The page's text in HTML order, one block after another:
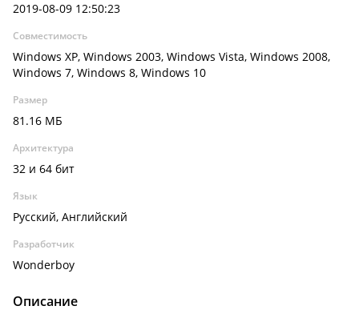
2019-08-09 12:50:23
Совместимость
Windows XP, Windows 2003, Windows Vista, Windows 2008,
Windows 7, Windows 8, Windows 10
Размер
81.16 МБ
Архитектура
32 и 64 бит
Язык
Русский, Английский
Разработчик
Wonderboy
Описание